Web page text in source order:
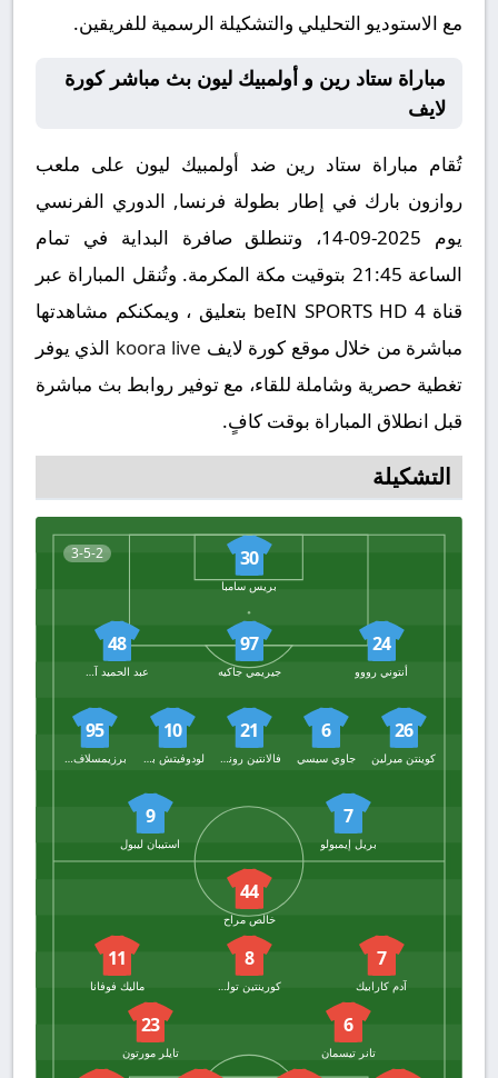
مع الاستوديو التحليلي والتشكيلة الرسمية للفريقين.
مباراة ستاد رين و أولمبيك ليون بث مباشر كورة
لايف
تُقام مباراة ستاد رين ضد أولمبيك ليون على ملعب
روازون بارك في إطار بطولة فرنسا, الدوري الفرنسي
يوم 2025-09-14، وتنطلق صافرة البداية في تمام
الساعة 21:45 بتوقيت مكة المكرمة. وتُنقل المباراة عبر
قناة beIN SPORTS HD 4 بتعليق ، ويمكنكم مشاهدتها
مباشرة من خلال موقع كورة لايف koora live الذي يوفر
تغطية حصرية وشاملة للقاء، مع توفير روابط بث مباشرة
قبل انطلاق المباراة بوقت كافٍ.
التشكيلة
3-5-2 30
بريس سامبا
24
أنتوني رووو
97
جيريمي جاكيه
48
عبد الحميد آيت بودلال
26
كوينتن ميرلين
6
جاوي سيسي
21
10
95
برزيمسلاف فرانكوفسكي
7
بريل إيمبولو
9
استيبان ليبول
44
خالص مراح
7
آدم كارابيك
8
كورينتين توليسو
11
ماليك فوفانا
6
تانر تيسمان
23
تايلر مورتون